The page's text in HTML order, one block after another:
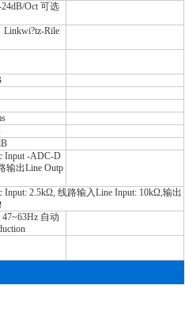
Oct 可选
Linkwi?tz-Rile
Input -ADC-D
输出Line Outp
Input: 2.5kΩ, 线路输入Line Input: 10kΩ,输出
自动